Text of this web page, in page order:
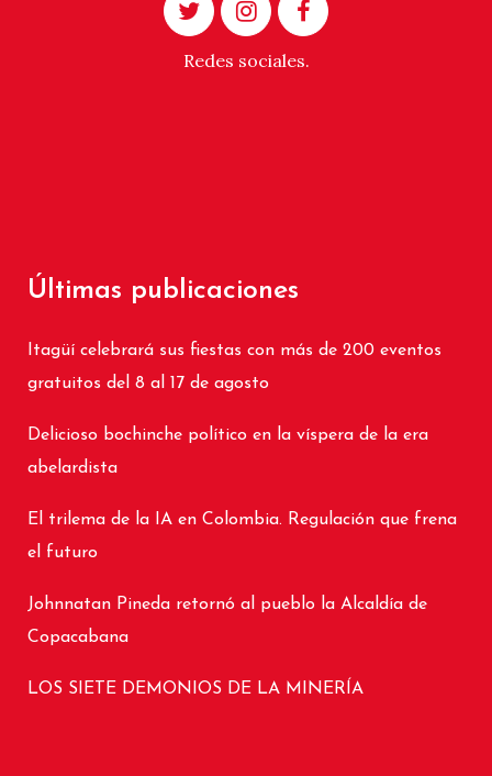
Redes sociales.
Últimas publicaciones
Itagüí celebrará sus fiestas con más de 200 eventos
gratuitos del 8 al 17 de agosto
Delicioso bochinche político en la víspera de la era
abelardista
El trilema de la IA en Colombia. Regulación que frena
el futuro
Johnnatan Pineda retornó al pueblo la Alcaldía de
Copacabana
LOS SIETE DEMONIOS DE LA MINERÍA